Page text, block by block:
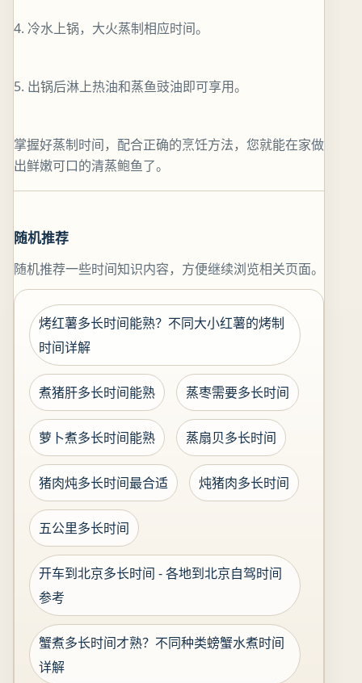
4. 冷水上锅，大火蒸制相应时间。
5. 出锅后淋上热油和蒸鱼豉油即可享用。
掌握好蒸制时间，配合正确的烹饪方法，您就能在家做
出鲜嫩可口的清蒸鲍鱼了。
随机推荐
随机推荐一些时间知识内容，方便继续浏览相关页面。
烤红薯多长时间能熟？不同大小红薯的烤制
时间详解
煮猪肝多长时间能熟 蒸枣需要多长时间
萝卜煮多长时间能熟 蒸扇贝多长时间
猪肉炖多长时间最合适 炖猪肉多长时间
五公里多长时间
开车到北京多长时间 - 各地到北京自驾时间
参考
蟹煮多长时间才熟？不同种类螃蟹水煮时间
详解